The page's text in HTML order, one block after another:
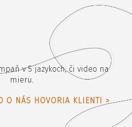
v 5 jazykoch, či video na
mieru.
O NÁS HOVORIA KLIENTI >